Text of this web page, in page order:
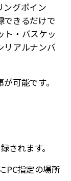
ングポイン
できるだけで
ト・バスケッ
リアルナンバ
可能です。
されます。
PC指定の場所